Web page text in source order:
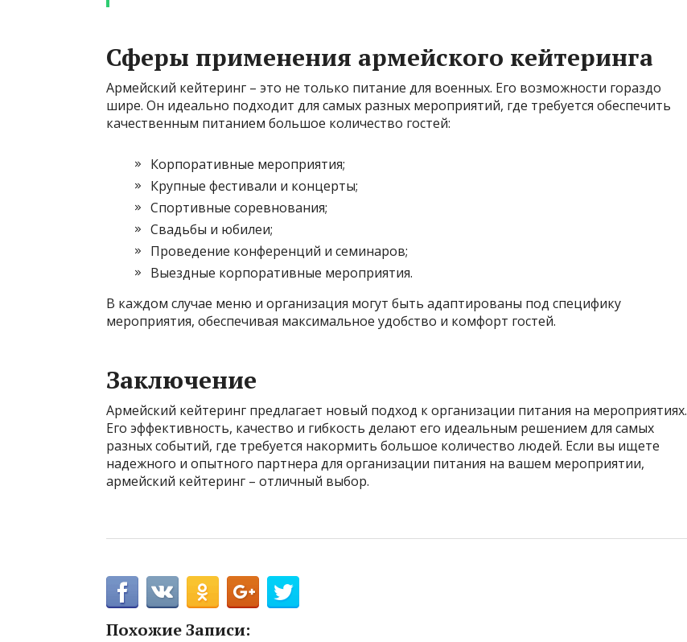
Сферы применения армейского кейтеринга
Армейский кейтеринг – это не только питание для военных. Его возможности гораздо
шире. Он идеально подходит для самых разных мероприятий, где требуется обеспечить
качественным питанием большое количество гостей:
Корпоративные мероприятия;
Крупные фестивали и концерты;
Спортивные соревнования;
Свадьбы и юбилеи;
Проведение конференций и семинаров;
Выездные корпоративные мероприятия.
В каждом случае меню и организация могут быть адаптированы под специфику
мероприятия, обеспечивая максимальное удобство и комфорт гостей.
Заключение
Армейский кейтеринг предлагает новый подход к организации питания на мероприятиях.
Его эффективность, качество и гибкость делают его идеальным решением для самых
разных событий, где требуется накормить большое количество людей. Если вы ищете
надежного и опытного партнера для организации питания на вашем мероприятии,
армейский кейтеринг – отличный выбор.
Похожие Записи: